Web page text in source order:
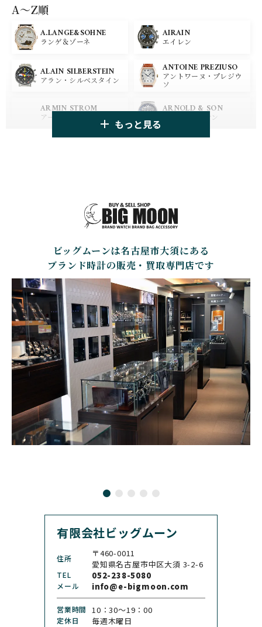
パネライ
OMEGA
オメガ
BREGUET
ブレゲ
BLANCPAIN
ブランパン
BREITLING
ブライトリング
HUBLOT
ウブロ
ZENITH
BELL＆ROSS SINN
ジン
CARTIER
カルティエ
CHANEL
シャネル
CHOPARD
ショパール
SEIKO
セイコー
GLASHUTTE ORIGINA
L
グラスヒュッテ・オリジ
ナル
CHRONOSWISS
クロノスイス
ALAIN SILBERSTEIN
アラン・シルベスタイン
CITIZEN
シチズン
A〜Z順
A.LANGE&SOHNE
ランゲ＆ゾーネ
AIRAIN
エイレン
ALAIN SILBERSTEIN
アラン・シルベスタイン
ANTOINE PREZIUSO
アントワーヌ・プレジウ
ソ
ARMIN STROM
アーミン・シュトローム
ARNOLD & SON
アーノルド&サン
BAMFORD LONDON
バンフォード・ロンドン
BAUME&MERCIER
ボーム＆メルシエ
BEAUBLEU
ボーブルー
BELL＆ROSS
ベル＆ロス
BLANCPAIN
ブランパン
BOLDR Supply Compan
y
ボルダー・サプライ・カ
ンパニー
BOVET
ボヴェ
BREGUET
ブレゲ
BREITLING
ブライトリング
BRUNO SOHNLE Glash
utte
ブルーノ・ゾンレー・ グ
ラスヒュッテ
BULOVA
ブローバ
BVLGARI
ブルガリ
CHANEL
シャネル
CHOPARD
ショパール
CHRISTOPHER WARD
クリストファー・ウォー
CHRONO TOKYO
CHRONOSWISS
クロノスイス
もっと見る
ビッグムーンは名古屋市大須にある
ブランド時計の販売・買取専門店です
有限会社ビッグムーン
住所
〒460-0011
愛知県名古屋市中区大須 3-2-6
TEL 052-238-5080
メール info@e-bigmoon.com
営業時間 10：30〜19：00
定休日 毎週木曜日